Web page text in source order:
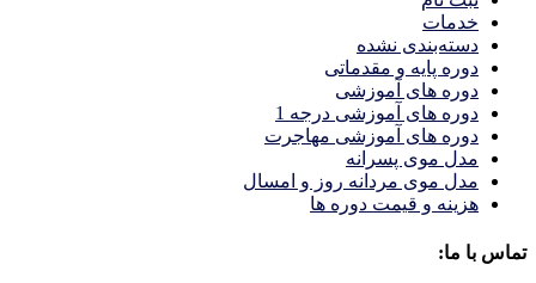
خدمات
دسته‌بندی نشده
دوره پایه و مقدماتی
دوره های آموزشی
دوره های آموزشی درجه 1
دوره های آموزشی مهاجرت
مدل موی پسرانه
مدل موی مردانه روز و امسال
هزینه و قیمت دوره ها
تماس با ما: